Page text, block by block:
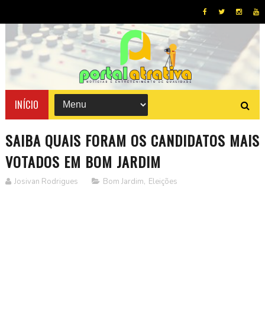
INÍCIO
SAIBA QUAIS FORAM OS CANDIDATOS MAIS
VOTADOS EM BOM JARDIM
Josivan Rodrigues Bom Jardim, Eleições